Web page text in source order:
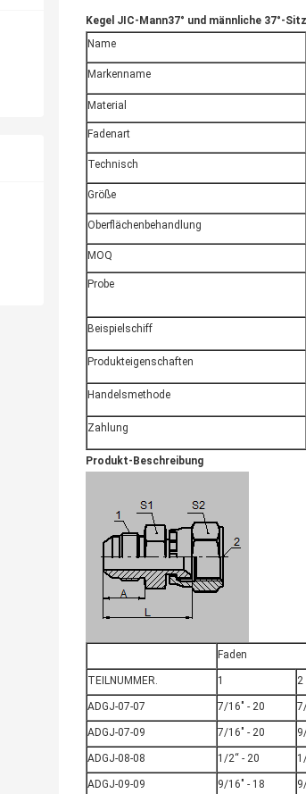
Kegel JIC-Mann37° und männliche 37°-
Name
Markenname
Material
Fadenart
Technisch
Größe
Oberflächenbehandlung
MOQ
Probe
Beispielschiff
Produkteigenschaften
Handelsmethode
Zahlung
Produkt-Beschreibung
Faden
TEILNUMMER. 1 2
ADGJ-07-07 7/16" - 20
ADGJ-07-09 7/16" - 20
ADGJ-08-08 1/2“ - 20
ADGJ-09-09 9/16" - 18